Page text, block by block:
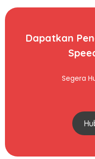
Dapatkan
Segera